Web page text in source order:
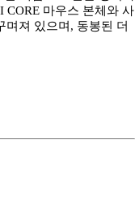
CORE 마우스 본체와 사
며져 있으며, 동봉된 더